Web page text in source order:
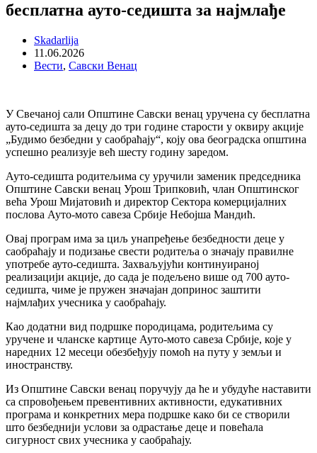
бесплатна ауто-седишта за најмлађе
Skadarlija
11.06.2026
Вести, Савски Венац
У Свечаној сали Општине Савски венац уручена су бесплатна
ауто-седишта за децу до три године старости у оквиру акције
„Будимо безбедни у саобраћају“, коју ова београдска општина
успешно реализује већ шесту годину заредом.
Ауто-седишта родитељима су уручили заменик председника
Општине Савски венац Урош Трипковић, члан Општинског
већа Урош Мијатовић и директор Сектора комерцијалних
послова Ауто-мото савеза Србије Небојша Мандић.
Овај програм има за циљ унапређење безбедности деце у
саобраћају и подизање свести родитеља о значају правилне
употребе ауто-седишта. Захваљујући континуираној
реализацији акције, до сада је подељено више од 700 ауто-
седишта, чиме је пружен значајан допринос заштити
најмлађих учесника у саобраћају.
Као додатни вид подршке породицама, родитељима су
уручене и чланске картице Ауто-мото савеза Србије, које у
наредних 12 месеци обезбеђују помоћ на путу у земљи и
иностранству.
Из Општине Савски венац поручују да ће и убудуће наставити
са спровођењем превентивних активности, едукативних
програма и конкретних мера подршке како би се створили
што безбеднији услови за одрастање деце и повећала
сигурност свих учесника у саобраћају.